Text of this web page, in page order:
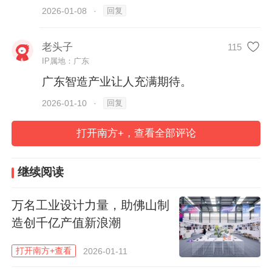
验、手冲咖啡、物品分拣、货物售卖等多样
作为全球首个实现绳驱AI机器人量产的企
2026-01-08 · 回复
老头子 115
IP属地：广东
广东智造产业让人充满期待。
2026-01-10 · 回复
打开南方+，查看全部评论
继续阅读
万名工业设计力量，助佛山制
造创千亿产值新浪潮
打开南方+查看 2026-01-11